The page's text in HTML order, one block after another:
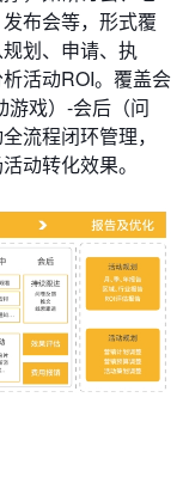
布会等，形式覆
划、申请、执
活动ROI。覆盖会
游戏）-会后（问
流程闭环管理，
动转化效果。